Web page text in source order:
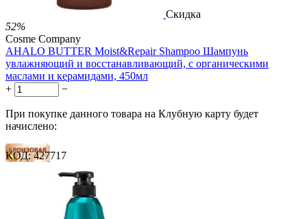
Скидка
52%
Cosme Company
AHALO BUTTER Moist&Repair Shampoo Шампунь
увлажняющий и восстанавливающий, с органическими
маслами и керамидами, 450мл
+
−
При покупке данного товара на Клубную карту будет
начислено:
28 баллов
КОД: 427717